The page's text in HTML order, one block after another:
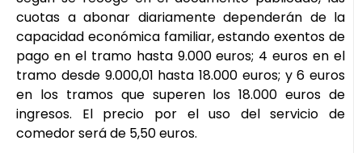
cuotas a abonar diariamente dependerán de la
capacidad económica familiar, estando exentos de
pago en el tramo hasta 9.000 euros; 4 euros en el
tramo desde 9.000,01 hasta 18.000 euros; y 6 euros
en los tramos que superen los 18.000 euros de
ingresos. El precio por el uso del servicio de
comedor será de 5,50 euros.